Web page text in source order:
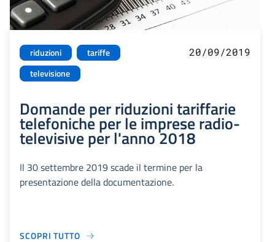
riduzioni
tariffe
televisione
20/09/2019
Domande per riduzioni tariffarie
telefoniche per le imprese radio-
televisive per l'anno 2018
Il 30 settembre 2019 scade il termine per la
presentazione della documentazione.
SCOPRI TUTTO